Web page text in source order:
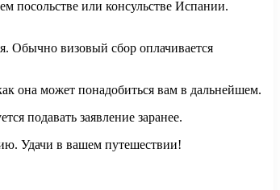
посольстве или консульстве Испании.
Обычно визовый сбор оплачивается
она может понадобиться вам в дальнейшем.
подавать заявление заранее.
Удачи в вашем путешествии!